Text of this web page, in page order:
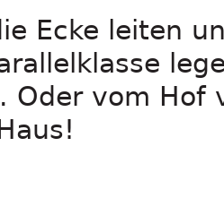
Ecke leiten
Oder vom Hof